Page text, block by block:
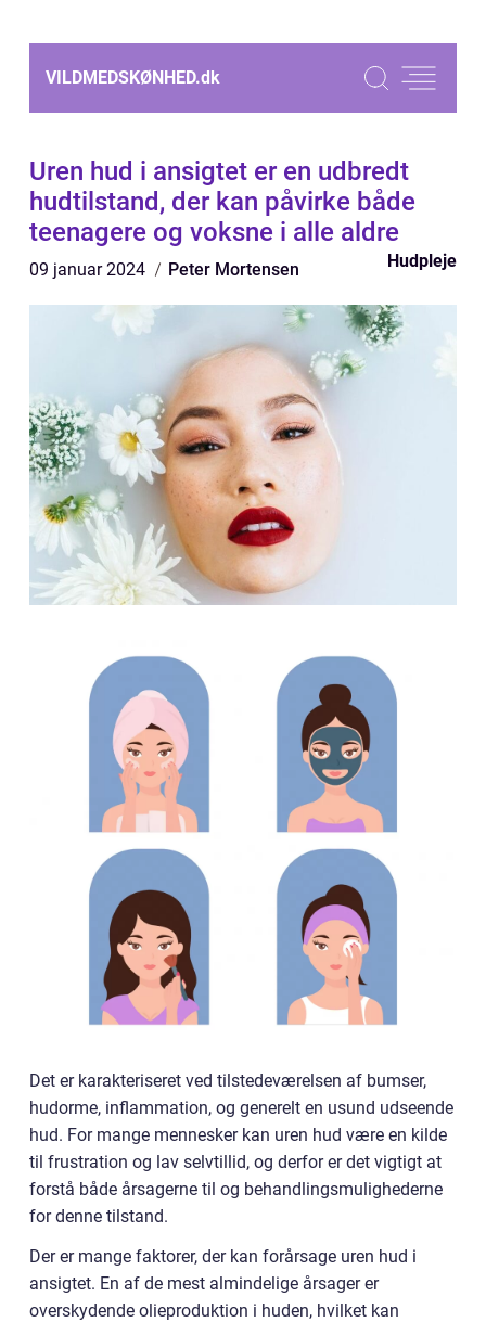
VILDMEDSKØNHED.dk
Uren hud i ansigtet er en udbredt
hudtilstand, der kan påvirke både
teenagere og voksne i alle aldre
09 januar 2024 Peter Mortensen Hudpleje
Det er karakteriseret ved tilstedeværelsen af bumser,
hudorme, inflammation, og generelt en usund udseende
hud. For mange mennesker kan uren hud være en kilde
til frustration og lav selvtillid, og derfor er det vigtigt at
forstå både årsagerne til og behandlingsmulighederne
for denne tilstand.
Der er mange faktorer, der kan forårsage uren hud i
ansigtet. En af de mest almindelige årsager er
overskydende olieproduktion i huden, hvilket kan